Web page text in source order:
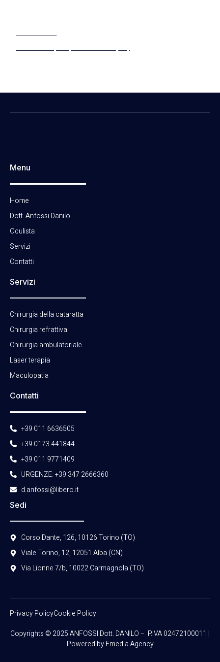
011 6636505
Corso Dante, 126, 10126 Torino (TO)
Menu
Home
Dott. Anfossi Danilo
Oculista
Servizi
Contatti
Servizi
Chirurgia della cataratta
Chirurgia refrattiva
Chirurgia ambulatoriale
Laser terapia
Maculopatia
Contatti
+39 011 6636505
+39 0173 441844
+39 011 9771409
URGENZE: +39 347 2666360
d.anfossi@libero.it
Sedi
Corso Dante, 126, 10126 Torino (TO)
Viale Torino, 12, 12051 Alba (CN)
Via Lionne 7/b, 10022 Carmagnola (TO)
Privacy PolicyCookie Policy
Copyrights © 2025 ANFOSSI Dott. DANILO – P.IVA 02472100011 |
Powered by Emedia Agency